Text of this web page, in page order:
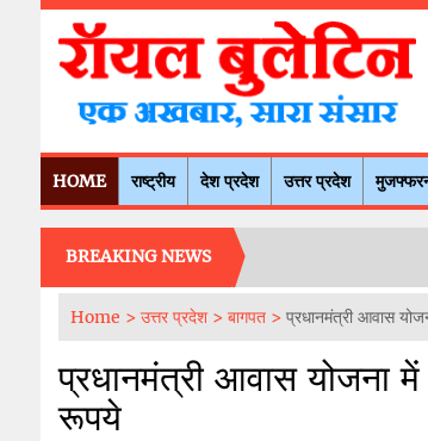
HOME राष्ट्रीय देश प्रदेश उत्तर प्रदेश
BREAKING NEWS
Home > उत्तर प्रदेश > बागपत > प्रधानमंत्री आवास
प्रधानमंत्री आवास योजना
रूपये